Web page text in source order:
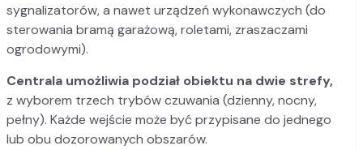
sygnalizatorów, a nawet urządzeń wykonawczych (do
sterowania bramą garażową, roletami, zraszaczami
ogrodowymi).
Centrala umożliwia podział obiektu na dwie strefy,
z wyborem trzech trybów czuwania (dzienny, nocny,
pełny). Każde wejście może być przypisane do jednego
lub obu dozorowanych obszarów.